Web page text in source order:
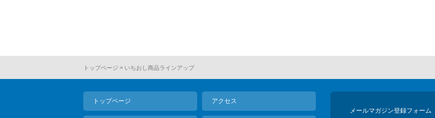
トップページ いちおし商品ラインアップ
トップページ
アクセス
メールマガジン登録フォーム